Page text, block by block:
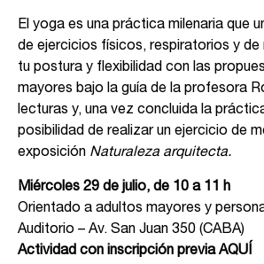
El yoga es una práctica milenaria que
de ejercicios físicos, respiratorios y
tu postura y flexibilidad con las
mayores bajo la guía de la profesora
lecturas y, una vez concluida la
posibilidad de realizar un ejercicio de
exposición Naturaleza arquitecta.
Miércoles 29 de julio, de 10 a 11 h
Orientado a adultos mayores y
Auditorio – Av. San Juan 350 (CABA)
Actividad con inscripción previaAQUÍ